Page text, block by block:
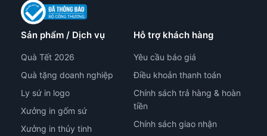
Sản phẩm / Dịch vụ
Quà Tết 2026
Quà tặng doanh nghiệp
Ly sứ in logo
Xưởng in gốm sứ
Xưởng in thủy tinh
Hỗ trợ khách hàng
Yêu cầu báo giá
Điều khoản thanh toán
Chính sách trả hàng & hoàn
tiền
Chính sách giao nhận